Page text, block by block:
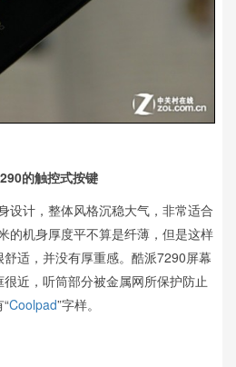
的触控式按键
计，整体风格沉稳大气，非常适合
的机身厚度平不算是纤薄，但是这样
适，并没有厚重感。酷派7290屏幕
近，听筒部分被金属网所保护防止
Coolpad”字样。